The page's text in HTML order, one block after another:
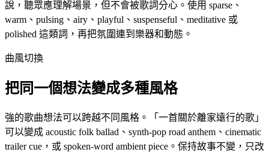
說，聽眾應理解場景，但不會被歌詞分心。使用 sparse、
warm、pulsing、airy、playful、suspenseful、meditative 或
polished 這類詞，再把氛圍連到樂器和動態。
曲風切換
把同一個想法變成多種風格
強的歌曲想法可以跨越不同風格。「一首關於離家遠行的歌」
可以變成 acoustic folk ballad、synth-pop road anthem、cinematic
trailer cue，或 spoken-word ambient piece。保持故事不變，只改